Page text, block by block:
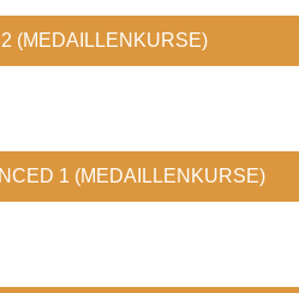
(MEDAILLENKURSE)
1 (MEDAILLENKURSE)